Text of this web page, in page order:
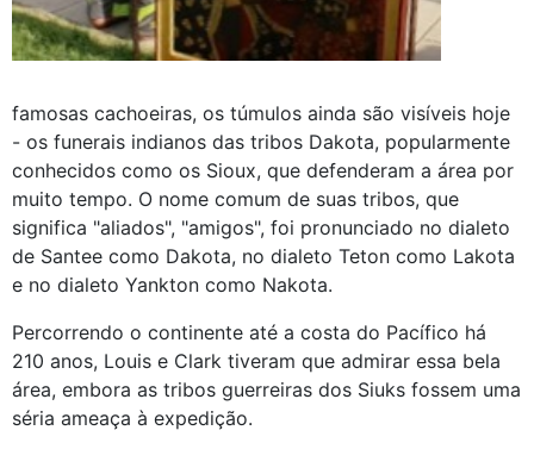
famosas cachoeiras, os túmulos ainda são visíveis hoje
- os funerais indianos das tribos Dakota, popularmente
conhecidos como os Sioux, que defenderam a área por
muito tempo. O nome comum de suas tribos, que
significa "aliados", "amigos", foi pronunciado no dialeto
de Santee como Dakota, no dialeto Teton como Lakota
e no dialeto Yankton como Nakota.
Percorrendo o continente até a costa do Pacífico há
210 anos, Louis e Clark tiveram que admirar essa bela
área, embora as tribos guerreiras dos Siuks fossem uma
séria ameaça à expedição.